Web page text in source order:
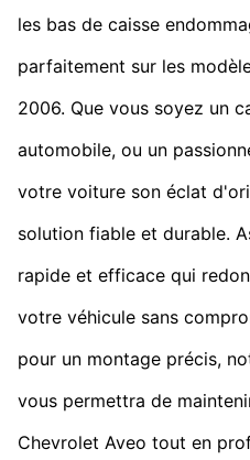
les bas de caisse
parfaitement sur les
2006. Que vous soyez un
automobile, ou un
votre voiture son éclat
solution fiable et durable.
rapide et efficace qui
votre véhicule sans
pour un montage précis,
vous permettra de
Chevrolet Aveo tout en